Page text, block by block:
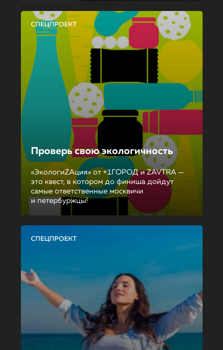
СПЕЦПРОЕКТ
Проверь свою экологичность
«ЭкологиZAция» от +1ГОРОД и ZAVTRA —
это квест, в котором до финиша дойдут
самые ответственные москвичи
и петербуржцы!
СПЕЦПРОЕКТ